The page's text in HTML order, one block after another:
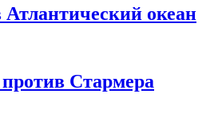
океан
Стармера